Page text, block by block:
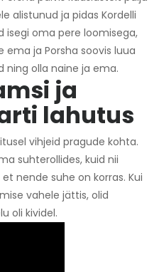
alistunud ja pidas Kordelli
isegi oma pere loomisega,
ema ja Porsha soovis luua
ning olla naine ja ema.
ja
lahutus
vihjeid pragude kohta.
suhterollides, kuid nii
nende suhe on korras. Kui
vahele jättis, olid
oli kividel.